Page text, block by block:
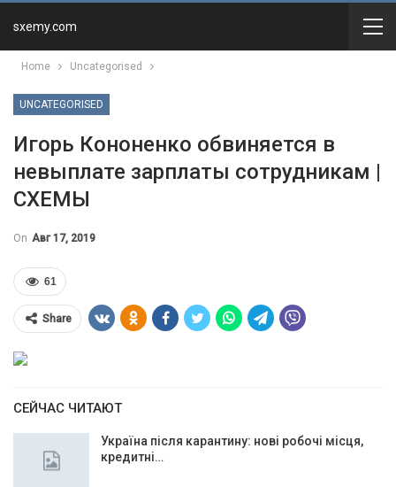
sxemy.com
Home Uncategorised
UNCATEGORISED
Игорь Кононенко обвиняется в
невыплате зарплаты сотрудникам |
СХЕМЫ
On Авг 17, 2019
61
Share
СЕЙЧАС ЧИТАЮТ
Україна після карантину: нові робочі місця,
кредитні…